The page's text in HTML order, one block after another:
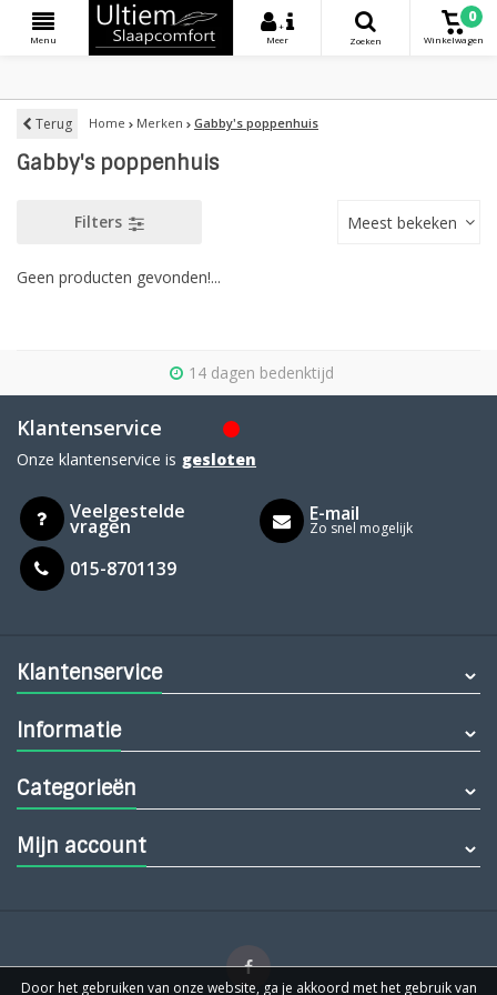
Menu
+
Meer
Zoeken
0
Winkelwagen
Terug Home Merken Gabby's poppenhuis
Gabby's poppenhuis
Filters Meest bekeken
Geen producten gevonden!...
14 dagen bedenktijd
Klantenservice
Onze klantenservice is gesloten
Veelgestelde
vragen
015-8701139
E-mail
Zo snel mogelijk
Klantenservice
Informatie
Categorieën
Mijn account
Door het gebruiken van onze website, ga je akkoord met het gebruik van